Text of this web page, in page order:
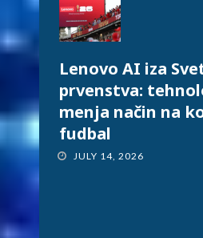
Lenovo AI iza
prvenstva:
menja način na
fudbal
JULY 14, 2026